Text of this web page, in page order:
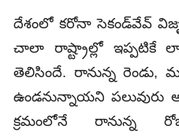
దేశంలో కరోనా సెకండ్‌వేవ్‌
చాలా రాష్ట్రాల్లో ఇప్పటికే
తెలిసిందే. రానున్న రెండు,
ఉండనున్నాయని పలువురు
క్రమంలోనే రానున్న